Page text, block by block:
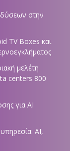
στην
TV Boxes και
μελέτη
centers 800
για AI
AI,